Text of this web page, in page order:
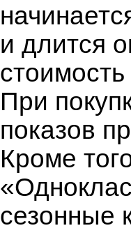
и длится
При
показов
Кроме
сезонные